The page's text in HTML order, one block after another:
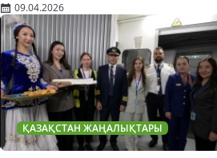
09.04.2026
ҚАЗАҚСТАН ЖАҢАЛЫҚТАРЫ